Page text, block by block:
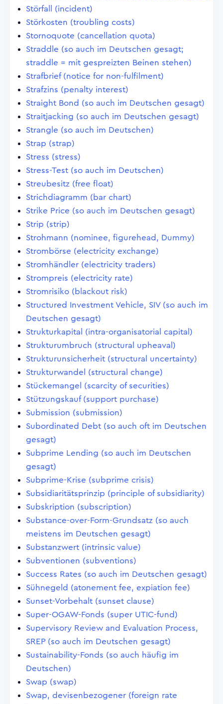
Störfall (incident)
Störkosten (troubling costs)
Stornoquote (cancellation quota)
Straddle (so auch im Deutschen gesagt;
straddle = mit gespreizten Beinen stehen)
Strafbrief (notice for non-fulfilment)
Strafzins (penalty interest)
Straight Bond (so auch im Deutschen gesagt)
Straitjacking (so auch im Deutschen gesagt)
Strangle (so auch im Deutschen)
Strap (strap)
Stress (stress)
Stress-Test (so auch im Deutschen)
Streubesitz (free float)
Strichdiagramm (bar chart)
Strike Price (so auch im Deutschen gesagt)
Strip (strip)
Strohmann (nominee, figurehead, Dummy)
Strombörse (electricity exchange)
Stromhändler (electricity traders)
Strompreis (electricity rate)
Stromrisiko (blackout risk)
Structured Investment Vehicle, SIV (so auch im
Deutschen gesagt)
Strukturkapital (intra-organisatorial capital)
Strukturumbruch (structural upheaval)
Strukturunsicherheit (structural uncertainty)
Strukturwandel (structural change)
Stückemangel (scarcity of securities)
Stützungskauf (support purchase)
Submission (submission)
Subordinated Debt (so auch oft im Deutschen
gesagt)
Subprime Lending (so auch im Deutschen
gesagt)
Subprime-Krise (subprime crisis)
Subsidiaritätsprinzip (principle of subsidiarity)
Subskription (subscription)
Substance-over-Form-Grundsatz (so auch
meistens im Deutschen gesagt)
Substanzwert (intrinsic value)
Subventionen (subventions)
Success Rates (so auch im Deutschen gesagt)
Sühnegeld (atonement fee, expiation fee)
Sunset-Vorbehalt (sunset clause)
Super-OGAW-Fonds (super UTIC-fund)
Supervisory Review and Evaluation Process,
SREP (so auch im Deutschen gesagt)
Sustainability-Fonds (so auch häufig im
Deutschen)
Swap (swap)
Swap, devisenbezogener (foreign rate